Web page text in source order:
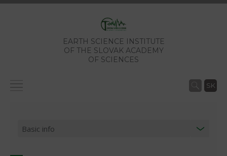
EARTH SCIENCE INSTITUTE
OF THE SLOVAK ACADEMY
OF SCIENCES
SK